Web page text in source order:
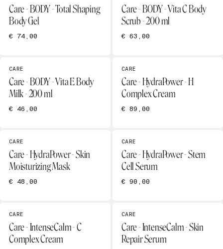
Care - BODY - Total Shaping
Body Gel
€ 74,00
Care - BODY - Vita C Body
Scrub - 200 ml
€ 63,00
CARE
Care - BODY - Vita E Body
Milk - 200 ml
€ 46,00
CARE
Care - HydraPower - H
Complex Cream
€ 89,00
CARE
Care - HydraPower - Skin
Moisturizing Mask
€ 48,00
CARE
Care - HydraPower - Stem
Cell Serum
€ 90,00
CARE
Care - IntenseCalm - C
Complex Cream
CARE
Care - IntenseCalm - Skin
Repair Serum